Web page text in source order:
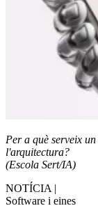
Per a què serveix
l'arquitectura?
(Escola Sert/IA)
NOTÍCIA |
Software i eines